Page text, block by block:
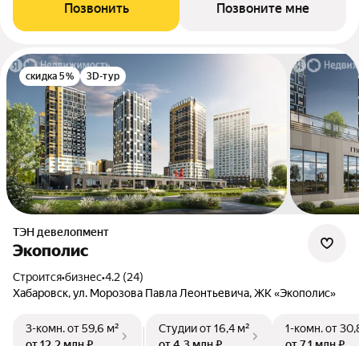
Позвонить Позвоните мне
скидка 5% 3D-тур
ТЭН девелопмент
Экополис
Строится•бизнес•4.2 (24)
Хабаровск, ул. Морозова Павла Леонтьевича, ЖК «Экополис»
3-комн.от 59,6 м²
Студииот 16,4 м²
1-комн.от